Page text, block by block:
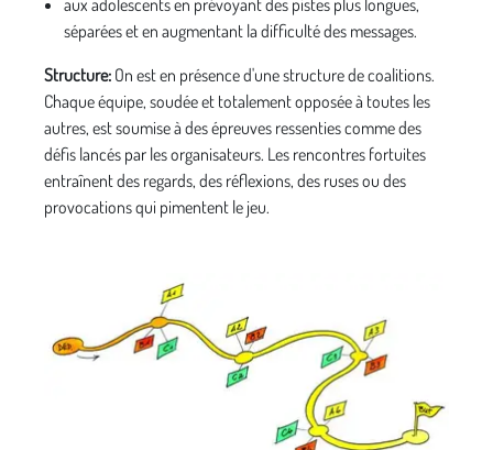
aux adolescents en prévoyant des pistes plus longues,
séparées et en augmentant la difficulté des messages.
Structure: On est en présence d'une structure de coalitions.
Chaque équipe, soudée et totalement opposée à toutes les
autres, est soumise à des épreuves ressenties comme des
défis lancés par les organisateurs. Les rencontres fortuites
entraînent des regards, des réflexions, des ruses ou des
provocations qui pimentent le jeu.